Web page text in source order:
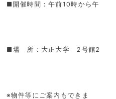
前10時から午
大学 2号館2
内もできま